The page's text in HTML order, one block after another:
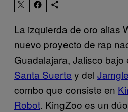
La izquierda de oro alias
nuevo proyecto de rap
Guadalajara, Jalisco bajo
Santa Suerte y del Jamgle
combo que consiste en
Robot. KingZoo es un